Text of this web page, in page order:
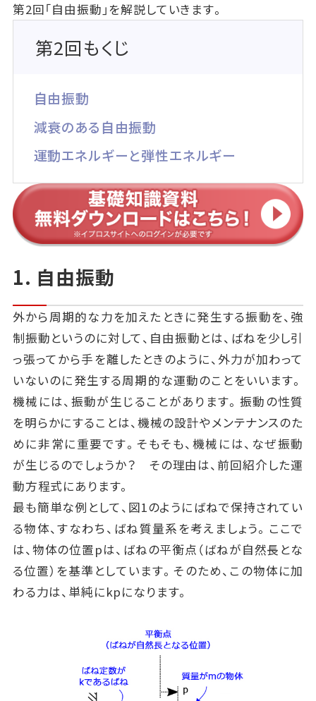
第2回「自由振動」を解説していきます。
第2回もくじ
自由振動
減衰のある自由振動
運動エネルギーと弾性エネルギー
1. 自由振動
外から周期的な力を加えたときに発生する振動を、強
制振動というのに対して、自由振動とは、ばねを少し引
っ張ってから手を離したときのように、外力が加わって
いないのに発生する周期的な運動のことをいいます。
機械には、振動が生じることがあります。振動の性質
を明らかにすることは、機械の設計やメンテナンスのた
めに非常に重要です。そもそも、機械には、なぜ振動
が生じるのでしょうか？ その理由は、前回紹介した運
動方程式にあります。
最も簡単な例として、図1のようにばねで保持されてい
る物体、すなわち、ばね質量系を考えましょう。ここで
は、物体の位置pは、ばねの平衡点（ばねが自然長とな
る位置）を基準としています。そのため、この物体に加
わる力は、単純にkpになります。